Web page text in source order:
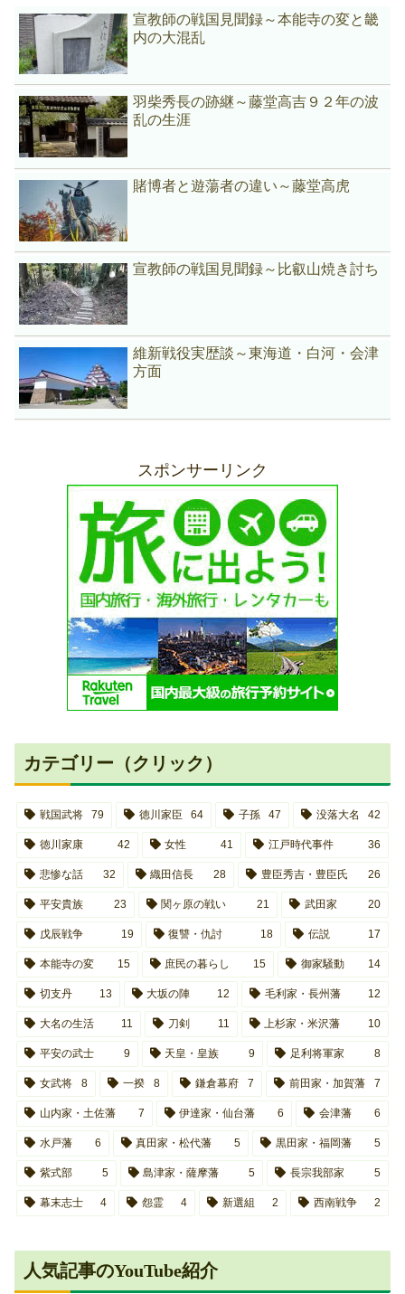
宣教師の戦国見聞録～本能寺の変と畿
内の大混乱
羽柴秀長の跡継～藤堂高吉９２年の波
乱の生涯
賭博者と遊蕩者の違い～藤堂高虎
宣教師の戦国見聞録～比叡山焼き討ち
維新戦役実歴談～東海道・白河・会津
方面
スポンサーリンク
カテゴリー（クリック）
戦国武将 79 徳川家臣 64 子孫 47 没落大名 42
徳川家康 42 女性 41 江戸時代事件 36
悲惨な話 32 織田信長 28 豊臣秀吉・豊臣氏 26
平安貴族 23 関ヶ原の戦い 21 武田家 20
戊辰戦争 19 復讐・仇討 18 伝説 17
本能寺の変 15 庶民の暮らし 15 御家騒動 14
切支丹 13 大坂の陣 12 毛利家・長州藩 12
大名の生活 11 刀剣 11 上杉家・米沢藩 10
平安の武士 9 天皇・皇族 9 足利将軍家 8
女武将 8 一揆 8 鎌倉幕府 7 前田家・加賀藩 7
山内家・土佐藩 7 伊達家・仙台藩 6 会津藩 6
水戸藩 6 真田家・松代藩 5 黒田家・福岡藩 5
紫式部 5 島津家・薩摩藩 5 長宗我部家 5
幕末志士 4 怨霊 4 新選組 2 西南戦争 2
人気記事のYouTube紹介